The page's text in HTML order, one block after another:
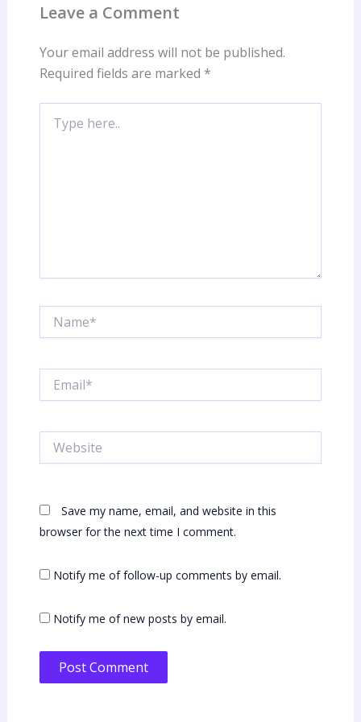
Leave a Comment
Your email address will not be published.
Required fields are marked *
here..
Save my name, email, and website in this
browser for the next time I comment.
Notify me of follow-up comments by email.
Notify me of new posts by email.